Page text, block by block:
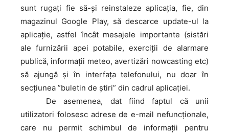
sunt rugați fie să-și reinstaleze aplicația, fie, din
magazinul Google Play, să descarce update-ul la
aplicație, astfel încât mesajele importante (sistări
ale furnizării apei potabile, exerciții de alarmare
publică, informații meteo, avertizări nowcasting etc)
să ajungă și în interfața telefonului, nu doar în
secțiunea ”buletin de știri” din cadrul aplicației.
De asemenea, dat fiind faptul că unii
utilizatori folosesc adrese de e-mail nefuncționale,
care nu permit schimbul de informații pentru